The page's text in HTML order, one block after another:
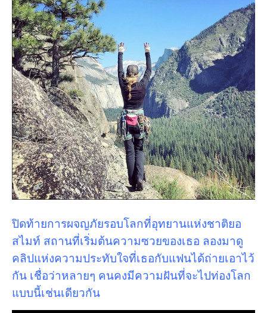
ปิดท้ายการผจญภัยรอบโลกที่อุทยานแห่งชาติยอ
สไมท์ สถานที่เริ่มต้นความซวยของเธอ ลองมาดู
คลิปแห่งความประทับใจที่เธอกับแฟนได้ถ่ายเอาไว้
กัน เชื่อว่าหลายๆ คนคงมีความฝันที่จะไปท่องโลก
แบบนี้เช่นเดียวกัน